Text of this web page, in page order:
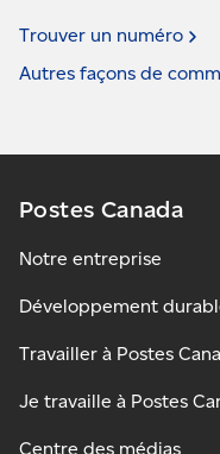
Trouver un numéro
Autres façons de
Postes Canada
Notre entreprise
Développement
Travailler à Postes
Je travaille à Postes
Centre des médias